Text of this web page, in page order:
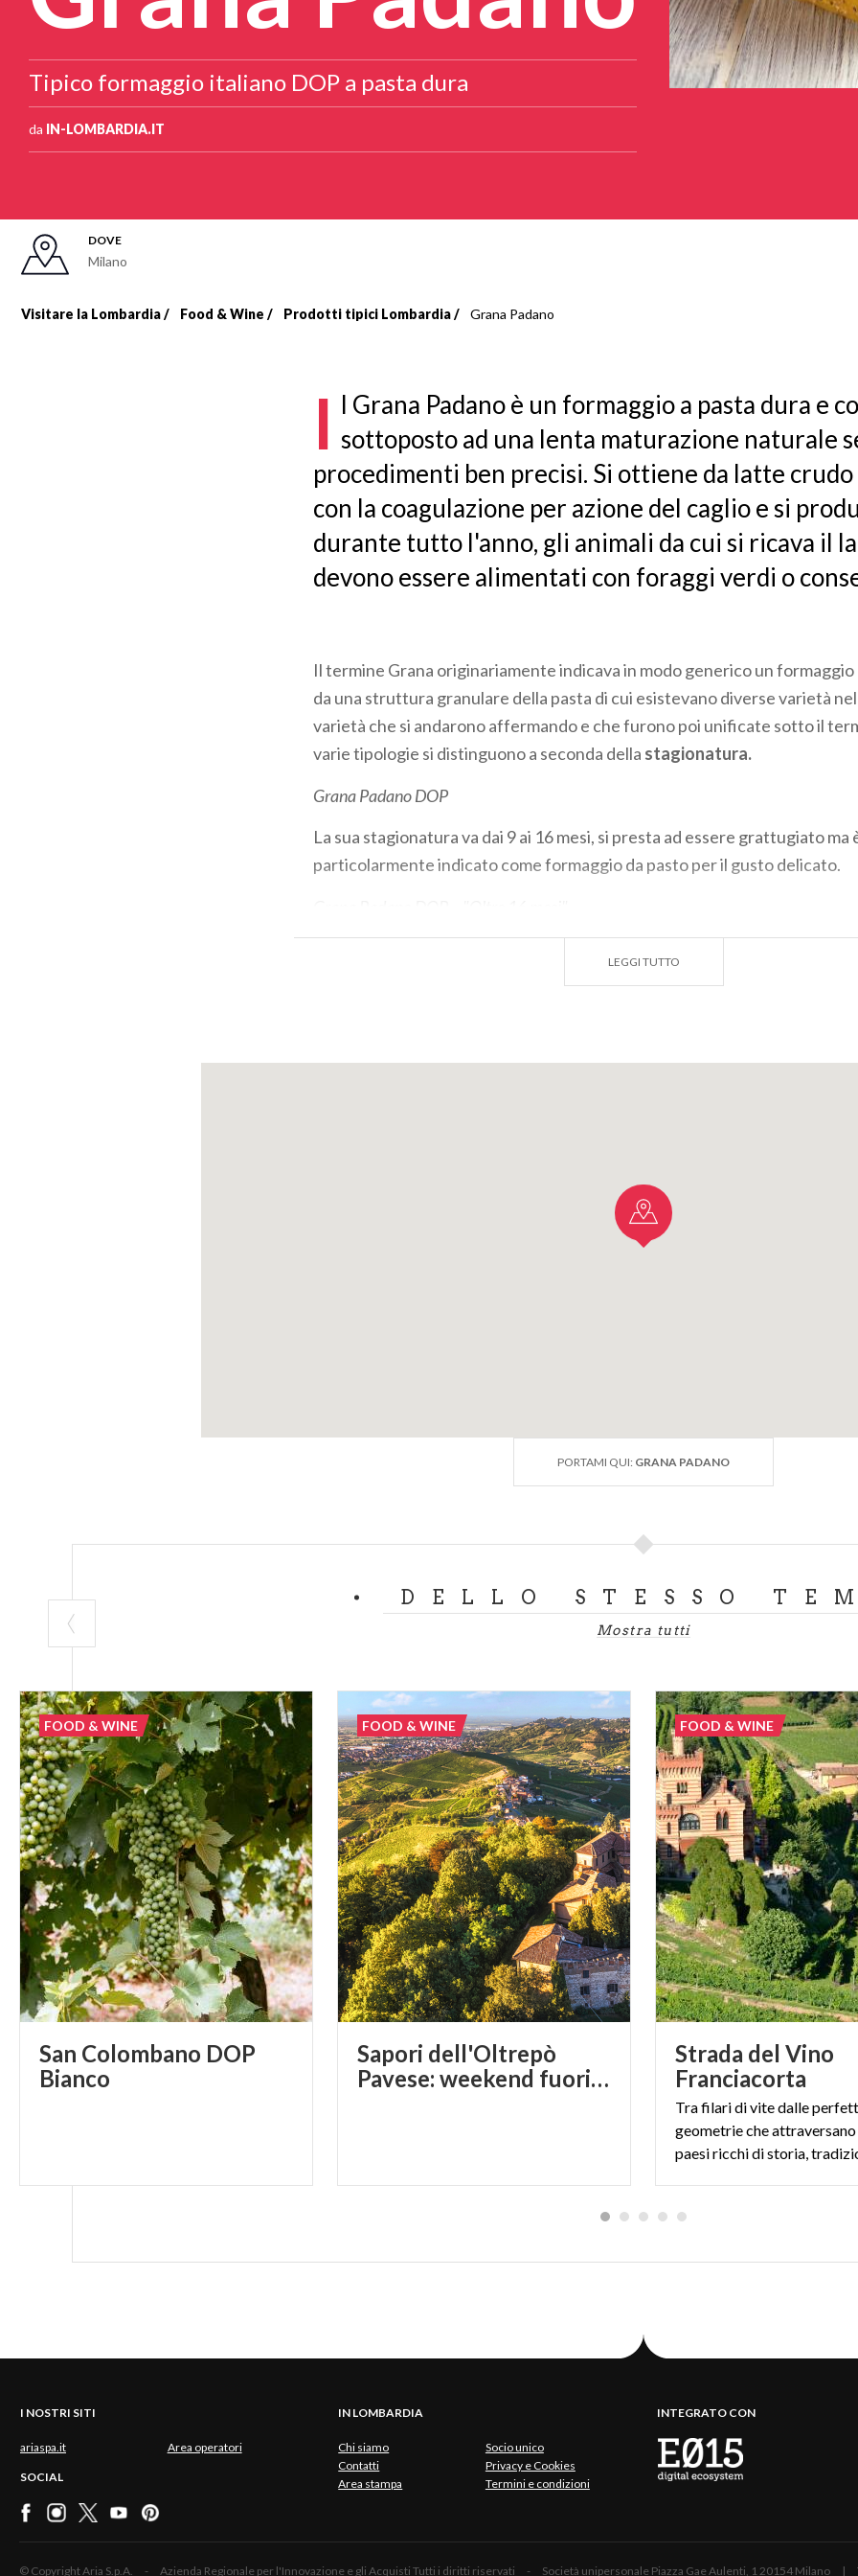
Tipico formaggio italiano DOP a pasta dura
da IN-LOMBARDIA.IT
DOVE
Milano
Visitare la Lombardia Food & Wine Prodotti tipici Lombardia Grana Padano
I l Grana Padano è un formaggio a pasta dura e
sottoposto ad una lenta maturazione naturale
procedimenti ben precisi. Si ottiene da latte crudo
con la coagulazione per azione del caglio e si
durante tutto l'anno, gli animali da cui si ricava il
devono essere alimentati con foraggi verdi o
Il termine Grana originariamente indicava in modo generico un
da una struttura granulare della pasta di cui esistevano diverse varietà
varietà che si andarono affermando e che furono poi unificate sotto il
varie tipologie si distinguono a seconda della stagionatura.
Grana Padano DOP
La sua stagionatura va dai 9 ai 16 mesi, si presta ad essere grattugiato ma
particolarmente indicato come formaggio da pasto per il gusto delicato.
LEGGI TUTTO
PORTAMI QUI: GRANA PADANO
DELLO STESSO
Mostra tutti
San Colombano DOP
Bianco
FOOD & WINE
Sapori dell'Oltrepò
Pavese: weekend fuori porta autunnali vicino a Milano
FOOD & WINE
Strada del Vino
Franciacorta
Tra filari di vite dalle
geometrie che
FOOD & WINE
I NOSTRI SITI
ariaspa.it Area operatori
SOCIAL
IN LOMBARDIA
Chi siamo
Socio unico
Contatti
Privacy e Cookies
Area stampa
Termini e condizioni
INTEGRATO CON
© Copyright Aria S.p.A. - Azienda Regionale per l'Innovazione e gli Acquisti Tutti i diritti riservati - Società unipersonale Piazza Gae Aulenti, 1 20154